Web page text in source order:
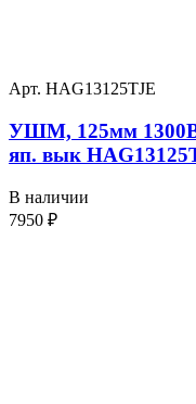
Арт. HAG13125TJE
УШМ, 125мм
яп. вык
В наличии
7950 ₽